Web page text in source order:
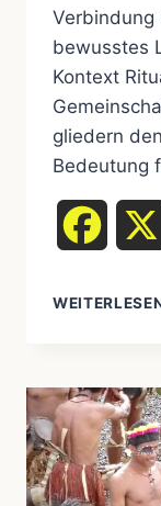
Verbindung
bewusstes
Kontext
gliedern
Bedeutung